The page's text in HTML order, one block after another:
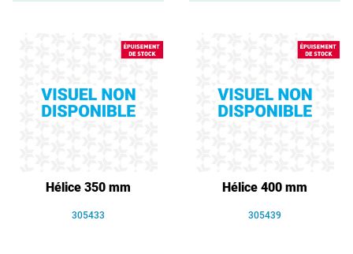
Hélice 350 mm
305433
Hélice 400 mm
305439